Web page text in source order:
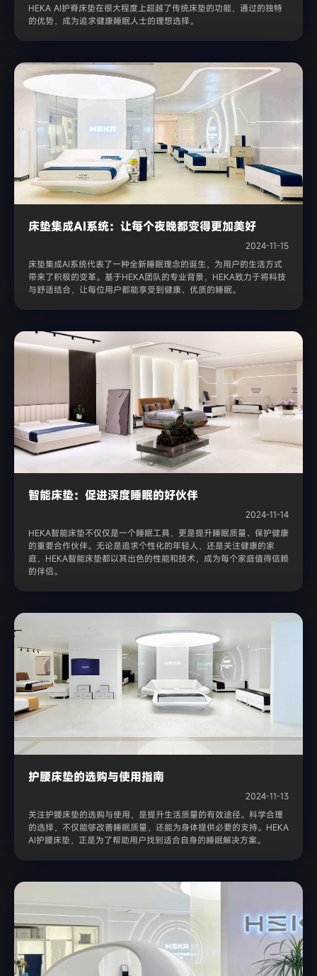
HEKA AI护脊床垫在很大程度上超越了传统床垫的功能，通过的独特
的优势，成为追求健康睡眠人士的理想选择。
床垫集成AI系统：让每个夜晚都变得更加美好
2024-11-15
床垫集成AI系统代表了一种全新睡眠理念的诞生，为用户的生活方式
带来了积极的变革。基于HEKA团队的专业背景，HEKA致力于将科技
与舒适结合，让每位用户都能享受到健康、优质的睡眠。
智能床垫：促进深度睡眠的好伙伴
2024-11-14
HEKA智能床垫不仅仅是一个睡眠工具，更是提升睡眠质量、保护健康
的重要合作伙伴。无论是追求个性化的年轻人，还是关注健康的家
庭，HEKA智能床垫都以其出色的性能和技术，成为每个家庭值得信赖
的伴侣。
护腰床垫的选购与使用指南
2024-11-13
关注护腰床垫的选购与使用，是提升生活质量的有效途径。科学合理
的选择，不仅能够改善睡眠质量，还能为身体提供必要的支持。HEKA
AI护腰床垫，正是为了帮助用户找到适合自身的睡眠解决方案。